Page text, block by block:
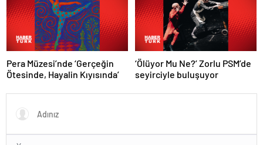
Pera Müzesi’nde ‘Gerçeğin
Ötesinde, Hayalin Kıyısında’
‘Ölüyor Mu Ne?’ Zorlu PSM’de
seyirciyle buluşuyor